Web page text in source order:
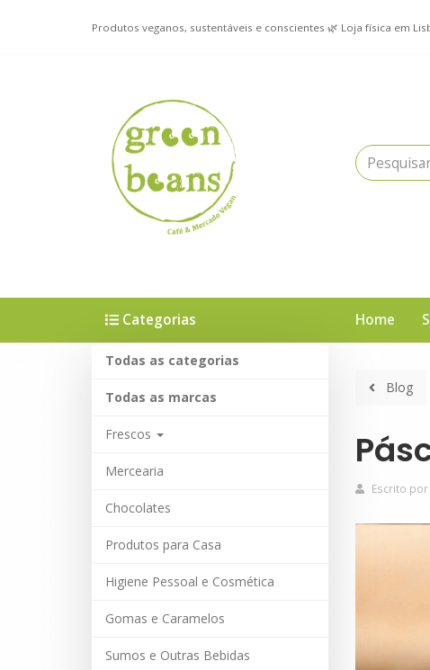
Produtos veganos, sustentáveis e conscientes 🌿 Loja física em
Home
Categorias
Todas as categorias
Todas as marcas
Frescos
Mercearia
Chocolates
Produtos para Casa
Higiene Pessoal e Cosmética
Gomas e Caramelos
Sumos e Outras Bebidas
Blog
e
Escrito por